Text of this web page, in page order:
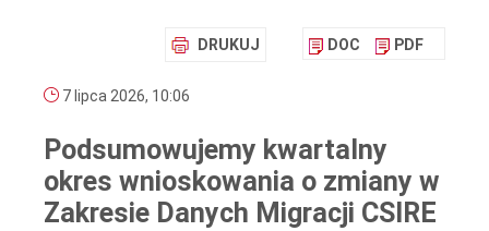
DRUKUJ DOC PDF
7 lipca 2026, 10:06
Podsumowujemy kwartalny
okres wnioskowania o zmiany w
Zakresie Danych Migracji CSIRE